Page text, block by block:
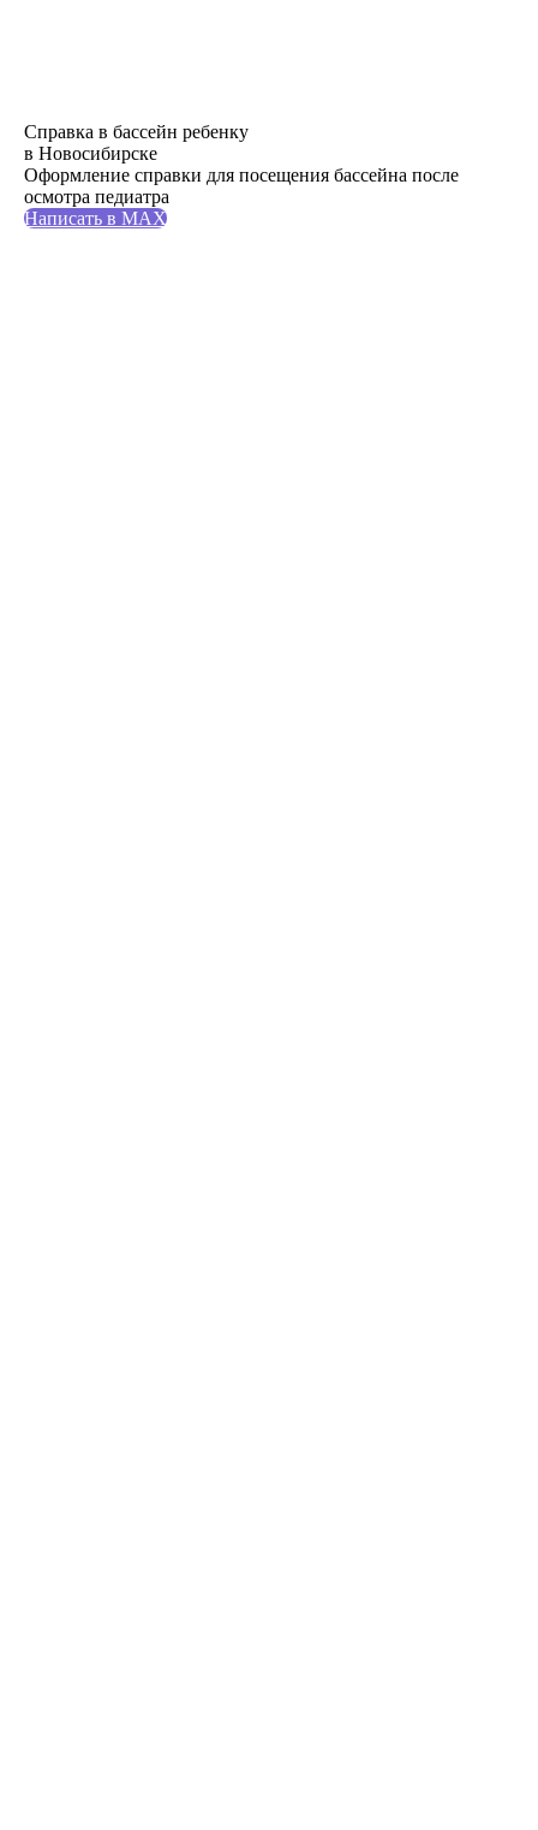
Справка в бассейн ребенку
в Новосибирске
Оформление справки для посещения бассейна после
осмотра педиатра
Написать в МАХ